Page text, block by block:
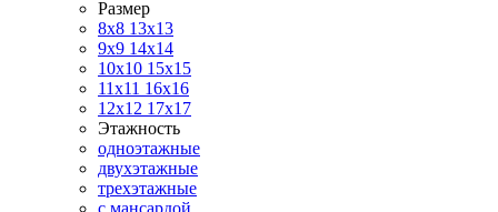
Размер
8х8 13х13
9х9 14х14
10х10 15х15
11x11 16х16
12х12 17х17
Этажность
одноэтажные
двухэтажные
трехэтажные
с мансардой